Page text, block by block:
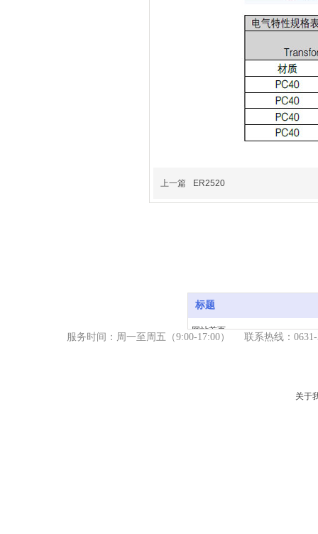
上一篇 ER2520
标题
网站首页
服务时间：周一至周五（9:00-17:00） 联系热线：
关于